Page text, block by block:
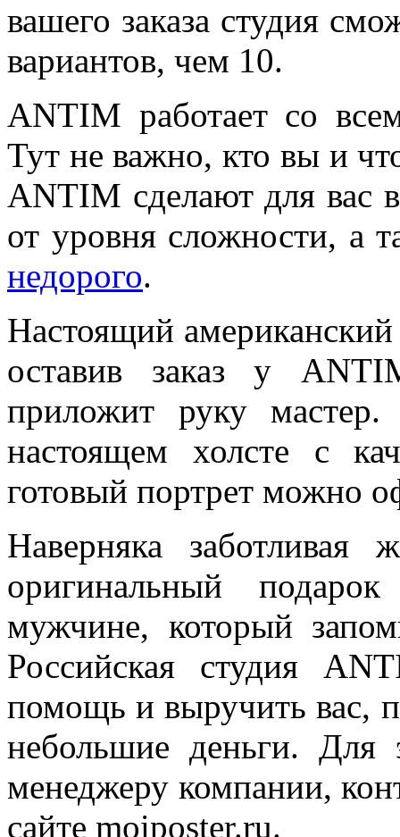
вашего заказа студия
вариантов, чем 10.
ANTIM работает со
Тут не важно, кто вы и
ANTIM сделают для вас
от уровня сложности, а
недорого.
Настоящий
оставив заказ у
приложит руку
настоящем холсте с
готовый портрет можно
Наверняка заботливая
оригинальный
мужчине, который
Российская студия
помощь и выручить вас,
небольшие деньги. Для
менеджеру компании,
сайте moiposter.ru.